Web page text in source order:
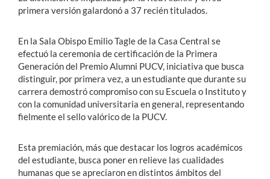
Alumni
English
primera versión galardonó a 37 recién titulados.
En la Sala Obispo Emilio Tagle de la Casa Central se
efectuó la ceremonia de certificación de la Primera
Generación del Premio Alumni PUCV, iniciativa que busca
distinguir, por primera vez, a un estudiante que durante su
carrera demostró compromiso con su Escuela o Instituto y
con la comunidad universitaria en general, representando
fielmente el sello valórico de la PUCV.
Esta premiación, más que destacar los logros académicos
del estudiante, busca poner en relieve las cualidades
humanas que se apreciaron en distintos ámbitos del